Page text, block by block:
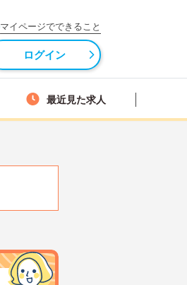
マイページでできること
ログイン
最近見た求人